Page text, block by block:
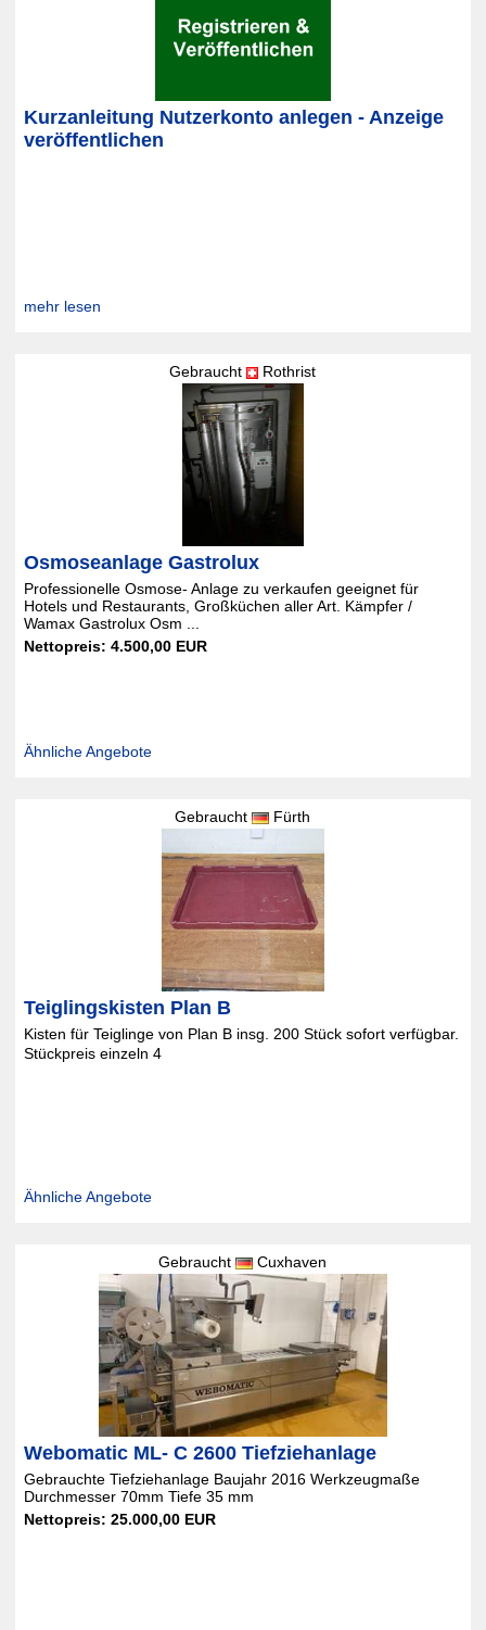
Kurzanleitung Nutzerkonto anlegen - Anzeige
veröffentlichen
mehr lesen
Gebraucht Rothrist
Osmoseanlage Gastrolux
Professionelle Osmose- Anlage zu verkaufen geeignet für
Hotels und Restaurants, Großküchen aller Art. Kämpfer /
Wamax Gastrolux Osm ...
Nettopreis: 4.500,00 EUR
Ähnliche Angebote
Gebraucht Fürth
Teiglingskisten Plan B
Kisten für Teiglinge von Plan B insg. 200 Stück sofort verfügbar.
Stückpreis einzeln 4
Ähnliche Angebote
Gebraucht Cuxhaven
Webomatic ML- C 2600 Tiefziehanlage
Gebrauchte Tiefziehanlage Baujahr 2016 Werkzeugmaße
Durchmesser 70mm Tiefe 35 mm
Nettopreis: 25.000,00 EUR